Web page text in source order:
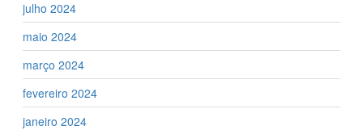
julho 2024
maio 2024
março 2024
fevereiro 2024
janeiro 2024